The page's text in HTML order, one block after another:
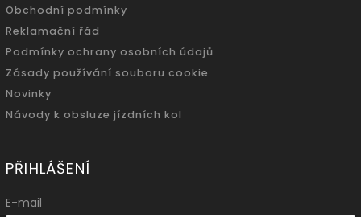
Obchodní podmínky
Reklamační řád
Podmínky ochrany osobních údajů
Zásady používání souboru cookie
Novinky
Návody k obsluze jízdních kol
PŘIHLÁŠENÍ
E-mail